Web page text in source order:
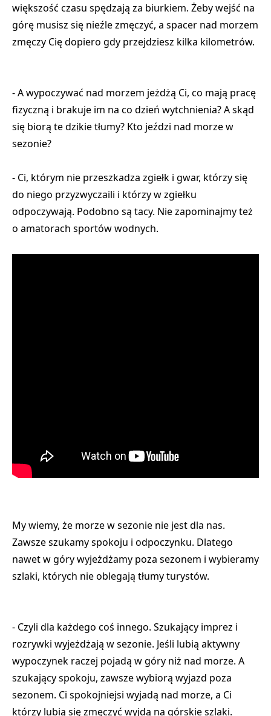
większość czasu spędzają za biurkiem. Żeby wejść na
górę musisz się nieźle zmęczyć, a spacer nad morzem
zmęczy Cię dopiero gdy przejdziesz kilka kilometrów.
- A wypoczywać nad morzem jeżdżą Ci, co mają pracę
fizyczną i brakuje im na co dzień wytchnienia? A skąd
się biorą te dzikie tłumy? Kto jeździ nad morze w
sezonie?
- Ci, którym nie przeszkadza zgiełk i gwar, którzy się
do niego przyzwyczaili i którzy w zgiełku
odpoczywają. Podobno są tacy. Nie zapominajmy też
o amatorach sportów wodnych.
My wiemy, że morze w sezonie nie jest dla nas.
Zawsze szukamy spokoju i odpoczynku. Dlatego
nawet w góry wyjeżdżamy poza sezonem i wybieramy
szlaki, których nie oblegają tłumy turystów.
- Czyli dla każdego coś innego. Szukający imprez i
rozrywki wyjeżdżają w sezonie. Jeśli lubią aktywny
wypoczynek raczej pojadą w góry niż nad morze. A
szukający spokoju, zawsze wybiorą wyjazd poza
sezonem. Ci spokojniejsi wyjadą nad morze, a Ci
którzy lubią się zmęczyć wyjdą na górskie szlaki.